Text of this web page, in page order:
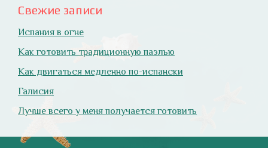
Свежие записи
Испания в огне
Как готовить традиционную паэлью
Как двигаться медленно по-испански
Галисия
Лучше всего у меня получается готовить